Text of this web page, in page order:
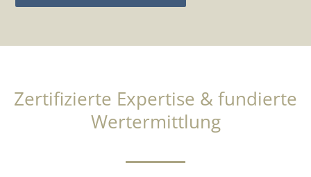
Zertifizierte Expertise & fundierte
Wertermittlung